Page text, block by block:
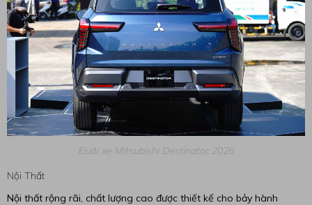
Đuôi xe Mitsubishi Destinator 2026
Nội Thất
Nội thất rộng rãi, chất lượng cao được thiết kế cho bảy hành